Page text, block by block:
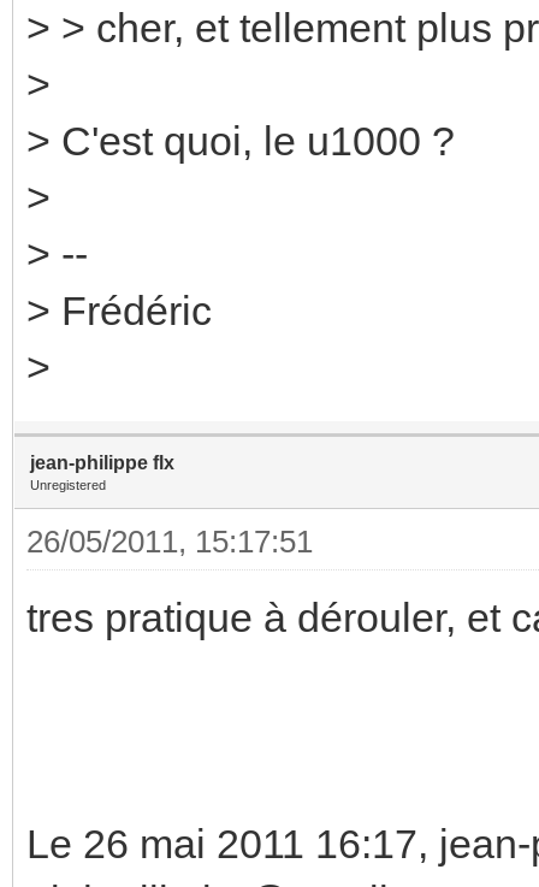
> > cher, et tellement plus
>
> C'est quoi, le u1000 ?
>
> --
> Frédéric
>
jean-philippe flx
Unregistered
26/05/2011, 15:17:51
tres pratique à dérouler, et
Le 26 mai 2011 16:17,